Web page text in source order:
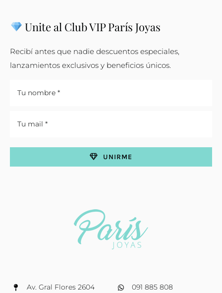
Av. Gral Flores 2604
091 885 808
Unite al Club VIP París Joyas
Recibí antes que nadie descuentos especiales,
lanzamientos exclusivos y beneficios únicos.
UNIRME